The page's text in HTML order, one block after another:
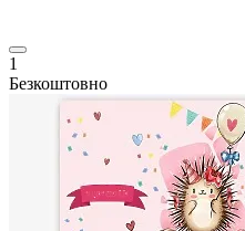
1
Безкоштовно